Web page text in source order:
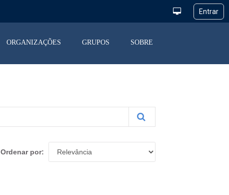
ORGANIZAÇÕES GRUPOS SOBRE
Ordenar por